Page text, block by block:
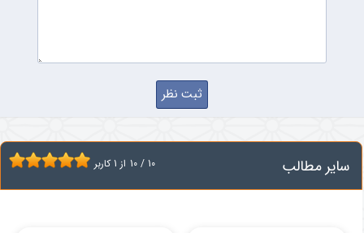
سایر مطالب 10 / 10 از 1 کاربر